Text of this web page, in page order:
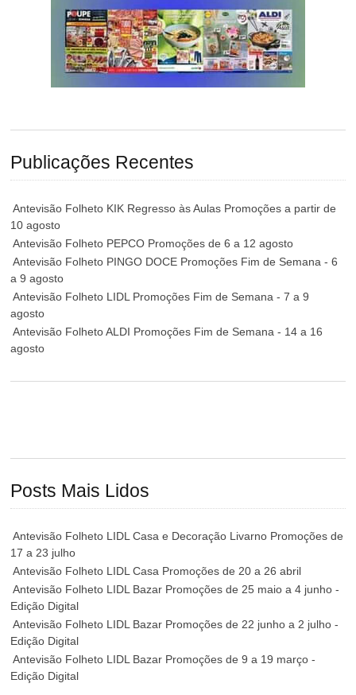
Publicações Recentes
Antevisão Folheto KIK Regresso às Aulas Promoções a partir de
10 agosto
Antevisão Folheto PEPCO Promoções de 6 a 12 agosto
Antevisão Folheto PINGO DOCE Promoções Fim de Semana - 6
a 9 agosto
Antevisão Folheto LIDL Promoções Fim de Semana - 7 a 9
agosto
Antevisão Folheto ALDI Promoções Fim de Semana - 14 a 16
agosto
Posts Mais Lidos
Antevisão Folheto LIDL Casa e Decoração Livarno Promoções de
17 a 23 julho
Antevisão Folheto LIDL Casa Promoções de 20 a 26 abril
Antevisão Folheto LIDL Bazar Promoções de 25 maio a 4 junho -
Edição Digital
Antevisão Folheto LIDL Bazar Promoções de 22 junho a 2 julho -
Edição Digital
Antevisão Folheto LIDL Bazar Promoções de 9 a 19 março -
Edição Digital